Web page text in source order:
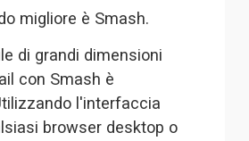
migliore è Smash.
di grandi dimensioni
con Smash è
l'interfaccia
browser desktop o